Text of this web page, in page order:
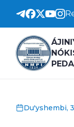
Du'yshembi,